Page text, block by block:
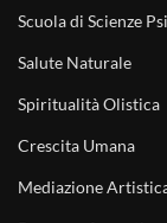
Scuola di Scienze
Salute Naturale
Spiritualità Olistica
Crescita Umana
Mediazione